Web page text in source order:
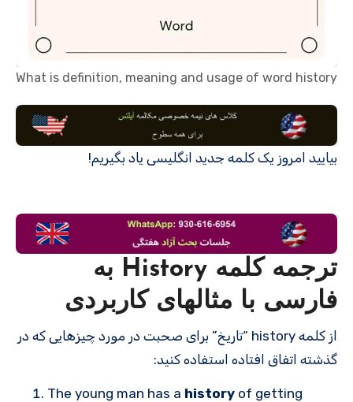
What is definition, meaning and usage of word history
بیایید امروز یک کلمه جدید انگلیسی یاد بگیریم!
ترجمه کلمه History به
فارسی با مثالهای کاربردی
از کلمه history “تاریخ” برای صحبت در مورد چیزهایی که در
گذشته اتفاق افتاده استفاده کنید:
The young man has a history of getting